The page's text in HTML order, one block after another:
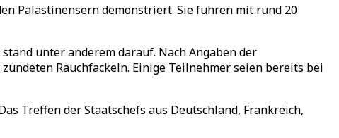
Palästinensern demonstriert. Sie fuhren mit rund 20
unter anderem darauf. Nach Angaben der
Rauchfackeln. Einige Teilnehmer seien bereits bei
Treffen der Staatschefs aus Deutschland, Frankreich,